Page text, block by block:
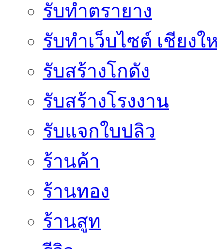
รับทำตรายาง
รับทำเว็บไซต์ เชียงใ
รับสร้างโกดัง
รับสร้างโรงงาน
รับแจกใบปลิว
ร้านค้า
ร้านทอง
ร้านสูท